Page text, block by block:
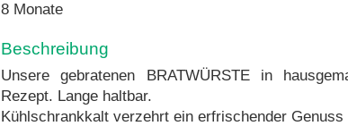
8 Monate
Beschreibung
Unsere gebratenen BRATWÜRSTE in
Rezept. Lange haltbar.
Kühlschrankkalt verzehrt ein erfrischender Genuss